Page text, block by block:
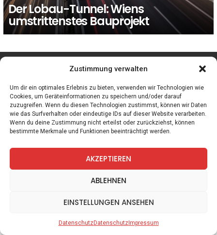
Zustimmung verwalten
Um dir ein optimales Erlebnis zu bieten, verwenden wir Technologien wie
Cookies, um Geräteinformationen zu speichern und/oder darauf
zuzugreifen. Wenn du diesen Technologien zustimmst, können wir Daten
wie das Surfverhalten oder eindeutige IDs auf dieser Website verarbeiten.
Wenn du deine Zustimmung nicht erteilst oder zurückziehst, können
bestimmte Merkmale und Funktionen beeinträchtigt werden.
AKZEPTIEREN
ABLEHNEN
EINSTELLUNGEN ANSEHEN
DatenschutzDatenschutzImpressum
Der Lobau-Tunnel: Wiens
umstrittenstes Bauprojekt
facebook instagram
Spiele Zitate Kontakt Datenschutz Impressum